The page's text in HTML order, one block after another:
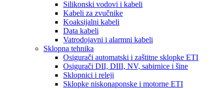
Silikonski vodovi i kabeli
Kabeli za zvučnike
Koaksijalni kabeli
Data kabeli
Vatrodojavni i alarmni kabeli
Sklopna tehnika
Osigurači automatski i zaštitne sklopke ETI
Osigurači DII, DIII, NV, sabirnice i šine
Sklopnici i releji
Sklopke niskonaponske i motorne ETI